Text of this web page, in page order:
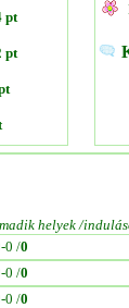
pt
pt
helyek /
0 /0
0 /0
0 /0